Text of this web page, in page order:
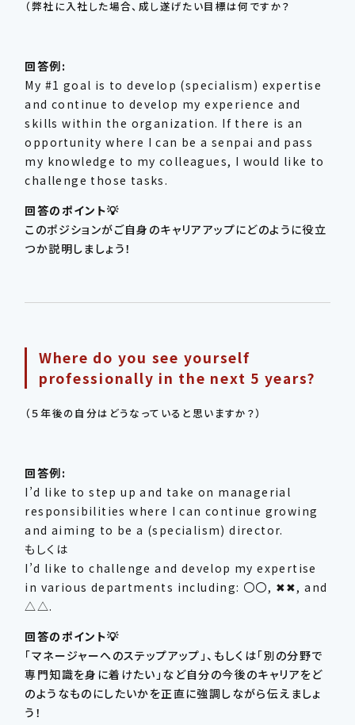
（弊社に入社した場合、成し遂げたい目標は何ですか？
回答例:
My #1 goal is to develop (specialism) expertise
and continue to develop my experience and
skills within the organization. If there is an
opportunity where I can be a senpai and pass
my knowledge to my colleagues, I would like to
challenge those tasks.
回答のポイント💡
このポジションがご自身のキャリアアップにどのように役立
つか説明しましょう！
Where do you see yourself
professionally in the next 5 years?
（５年後の自分はどうなっていると思いますか？）
回答例:
I’d like to step up and take on managerial
responsibilities where I can continue growing
and aiming to be a (specialism) director.
もしくは
I’d like to challenge and develop my expertise
in various departments including: 〇〇, ✖✖, and
△△.
回答のポイント💡
「マネージャーへのステップアップ」、もしくは「別の分野で
専門知識を身に着けたい」など自分の今後のキャリアをど
のようなものにしたいかを正直に強調しながら伝えましょ
う！